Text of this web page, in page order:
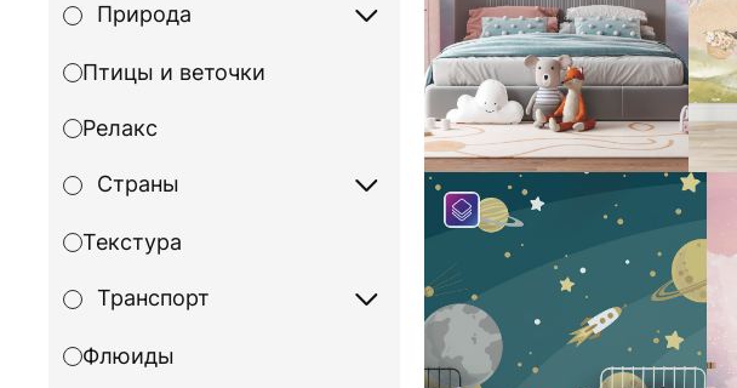
Природа
Птицы и веточки
Релакс
Страны
Текстура
Транспорт
Флюиды